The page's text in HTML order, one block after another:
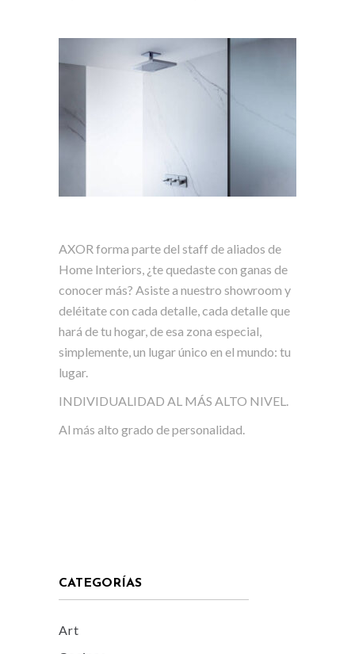
AXOR forma parte del staff de aliados de
Home Interiors, ¿te quedaste con ganas de
conocer más? Asiste a nuestro showroom y
deléitate con cada detalle, cada detalle que
hará de tu hogar, de esa zona especial,
simplemente, un lugar único en el mundo: tu
lugar.
INDIVIDUALIDAD AL MÁS ALTO NIVEL.
Al más alto grado de personalidad.
CATEGORÍAS
Art